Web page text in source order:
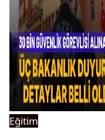
Eğitim